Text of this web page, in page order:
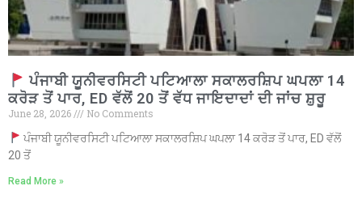
ਪੰਜਾਬੀ ਯੂਨੀਵਰਸਿਟੀ ਪਟਿਆਲਾ ਸਕਾਲਰਸ਼ਿਪ ਘਪਲਾ 14
ਕਰੋੜ ਤੋਂ ਪਾਰ, ED ਵੱਲੋਂ 20 ਤੋਂ ਵੱਧ ਜਾਇਦਾਦਾਂ ਦੀ ਜਾਂਚ ਸ਼ੁਰੂ
June 28, 2026
No Comments
ਪੰਜਾਬੀ ਯੂਨੀਵਰਸਿਟੀ ਪਟਿਆਲਾ ਸਕਾਲਰਸ਼ਿਪ ਘਪਲਾ 14 ਕਰੋੜ ਤੋਂ ਪਾਰ, ED ਵੱਲੋਂ
20 ਤੋਂ
Read More »